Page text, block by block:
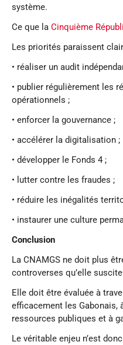
système.
Ce que la Cinquième
Les priorités paraissent
• réaliser un audit
• publier régulièrement les
opérationnels ;
• enforcer la gouvernance ;
• accélérer la digitalisation ;
• développer le Fonds 4 ;
• lutter contre les fraudes ;
• réduire les inégalités
• instaurer une culture
Conclusion
La CNAMGS ne doit plus
controverses qu’elle
Elle doit être évaluée à
efficacement les Gabonais,
ressources publiques et à
Le véritable enjeu n’est